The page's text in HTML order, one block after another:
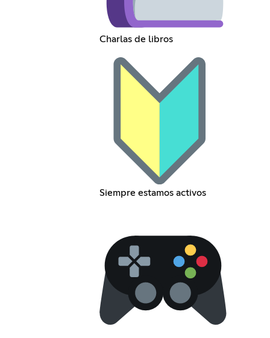
Charlas de libros
Siempre estamos activos